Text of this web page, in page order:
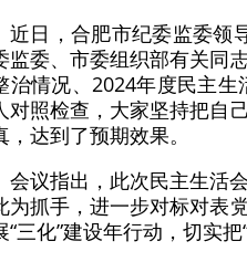
近日，合肥市纪委监委领
监委、市委组织部有关同
治情况、2024年度民主
对照检查，大家坚持把自
，达到了预期效果。
会议指出，此次民主生活
为抓手，进一步对标对表
“三化”建设年行动，切实